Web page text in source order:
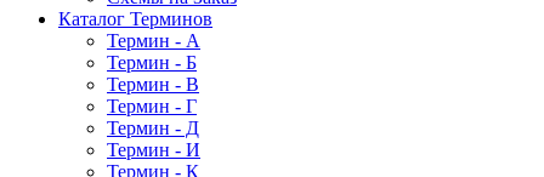
Каталог Терминов
Термин - А
Термин - Б
Термин - В
Термин - Г
Термин - Д
Термин - И
Термин - К